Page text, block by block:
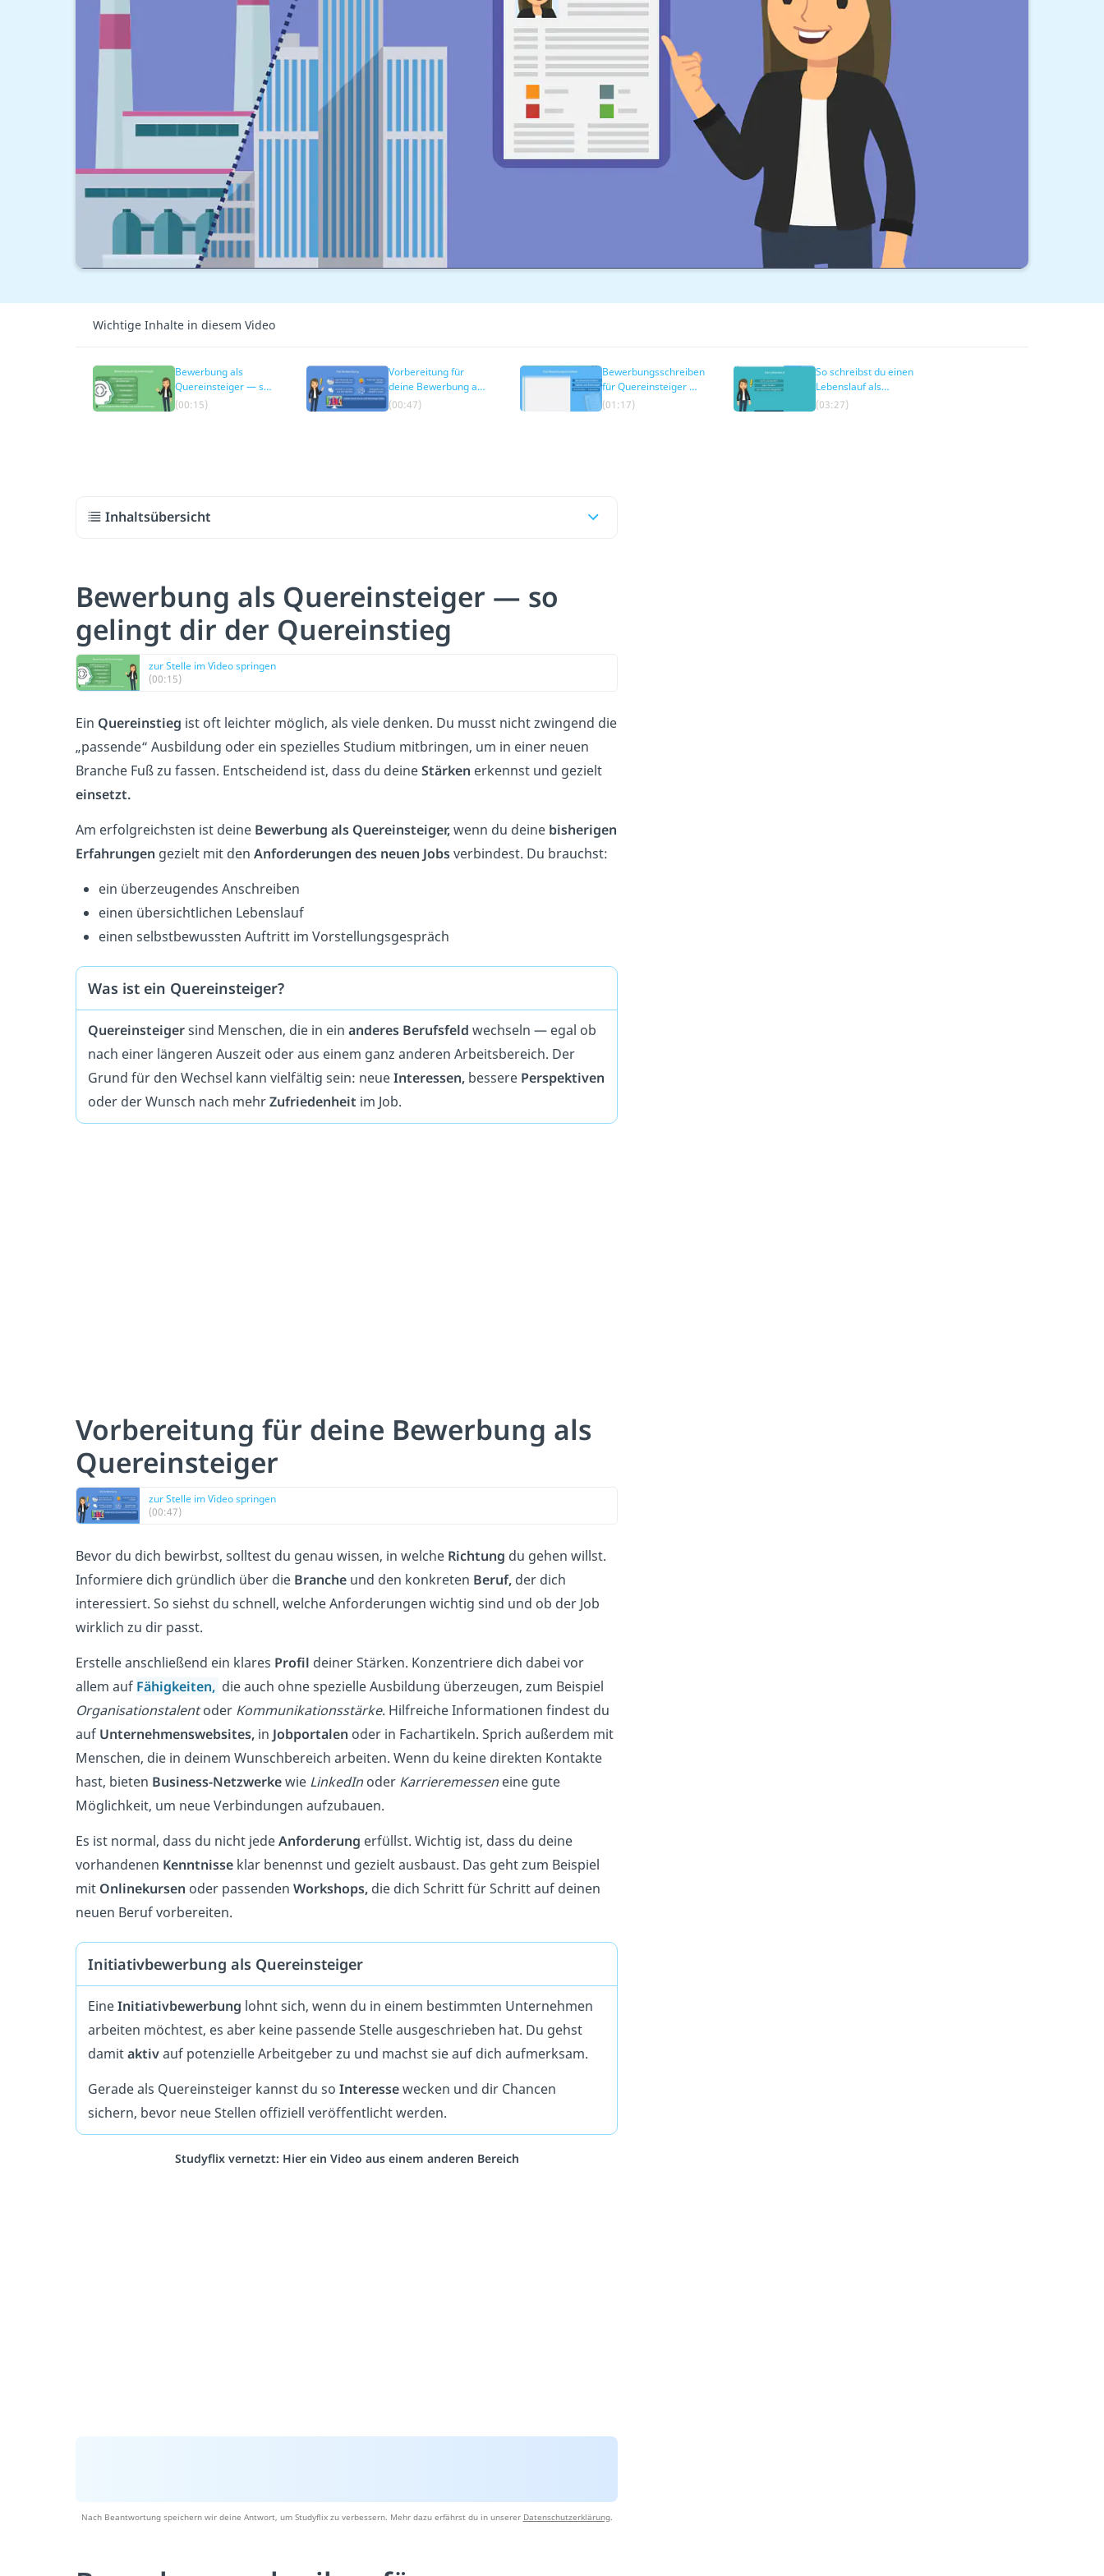
Wichtige Inhalte in diesem Video
Bewerbung als
Quereinsteiger — so
gelingt dir der
(00:15)
Vorbereitung für
deine Bewerbung als
Quereinsteiger
(00:47)
Bewerbungsschreiben
für Quereinsteiger —
so begründest du
(01:17)
So schreibst du einen
Lebenslauf als
Quereinsteiger
(03:27)
Inhaltsübersicht
Bewerbung als Quereinsteiger — so
gelingt dir der Quereinstieg
zur Stelle im Video springen
(00:15)
Ein Quereinstieg ist oft leichter möglich, als viele denken. Du musst nicht zwingend die
„passende“ Ausbildung oder ein spezielles Studium mitbringen, um in einer neuen
Branche Fuß zu fassen. Entscheidend ist, dass du deineStärken erkennst und gezielt
einsetzt.
Am erfolgreichsten ist deine Bewerbung als Quereinsteiger,wenn du deine bisherigen
Erfahrungen gezielt mit den Anforderungen des neuen Jobsverbindest. Du brauchst:
ein überzeugendes Anschreiben
einen übersichtlichen Lebenslauf
einen selbstbewussten Auftritt im Vorstellungsgespräch
Was ist ein Quereinsteiger?
Quereinsteigersind Menschen, die in ein anderes Berufsfeld wechseln — egal ob
nach einer längeren Auszeit oder aus einem ganz anderen Arbeitsbereich. Der
Grund für den Wechsel kann vielfältig sein: neueInteressen, bessere Perspektiven
oder der Wunsch nach mehrZufriedenheit im Job.
Vorbereitung für deine Bewerbung als
Quereinsteiger
zur Stelle im Video springen
(00:47)
Bevor du dich bewirbst, solltest du genau wissen, in welche Richtung du gehen willst.
Informiere dich gründlich über die Branche und den konkreten Beruf, der dich
interessiert. So siehst du schnell, welche Anforderungen wichtig sind und ob der Job
wirklich zu dir passt.
Erstelle anschließend ein klares Profil deiner Stärken. Konzentriere dich dabei vor
allem auf Fähigkeiten, die auch ohne spezielle Ausbildung überzeugen, zum Beispiel
Organisationstalentoder Kommunikationsstärke. Hilfreiche Informationen findest du
auf Unternehmenswebsites, in Jobportalen oder in Fachartikeln. Sprich außerdem mit
Menschen, die in deinem Wunschbereich arbeiten. Wenn du keine direkten Kontakte
hast, bieten Business-Netzwerkewie LinkedIn oder Karrieremessen eine gute
Möglichkeit, um neue Verbindungen aufzubauen.
Es ist normal, dass du nicht jedeAnforderung erfüllst. Wichtig ist, dass du deine
vorhandenen Kenntnisse klar benennst und gezielt ausbaust. Das geht zum Beispiel
mit Onlinekursen oder passenden Workshops, die dich Schritt für Schritt auf deinen
neuen Beruf vorbereiten.
Initiativbewerbung als Quereinsteiger
EineInitiativbewerbung lohnt sich, wenn du in einem bestimmten Unternehmen
arbeiten möchtest, es aber keine passende Stelle ausgeschrieben hat. Du gehst
damitaktivauf potenzielle Arbeitgeber zu und machst sie auf dich aufmerksam.
Gerade als Quereinsteiger kannst du so Interessewecken und dir Chancen
sichern, bevor neue Stellen offiziell veröffentlicht werden.
Studyflix vernetzt: Hier ein Video aus einem anderen Bereich
Nach Beantwortung speichern wir deine Antwort, um Studyflix zu verbessern. Mehr dazu erfährst du in unserer Datenschutzerklärung.